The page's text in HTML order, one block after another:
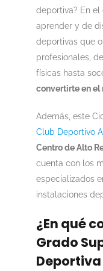
deportiva? En
aprender y de
deportivas que
profesionales,
físicas hasta
convertirte en el
Además, este
Club Deportivo
Centro de Alto
cuenta con los
especializados
instalaciones
¿En qué
Grado
Deportiva